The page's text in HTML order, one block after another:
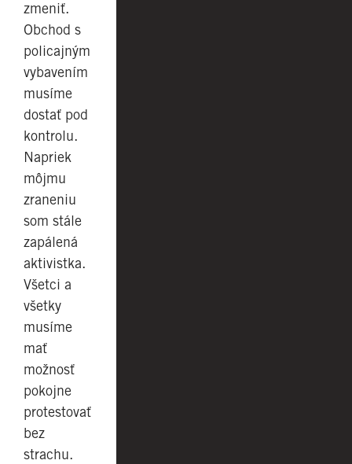
zmeniť.
Obchod s
policajným
vybavením
musíme
dostať pod
kontrolu.
Napriek
môjmu
zraneniu
som stále
zapálená
aktivistka.
Všetci a
všetky
musíme
mať
možnosť
pokojne
protestovať
bez
strachu.